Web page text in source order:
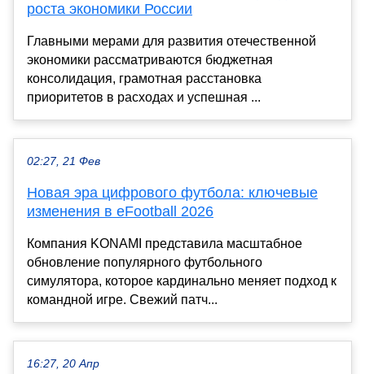
роста экономики России
Главными мерами для развития отечественной
экономики рассматриваются бюджетная
консолидация, грамотная расстановка
приоритетов в расходах и успешная ...
02:27, 21 Фев
Новая эра цифрового футбола: ключевые
изменения в eFootball 2026
Компания KONAMI представила масштабное
обновление популярного футбольного
симулятора, которое кардинально меняет подход к
командной игре. Свежий патч...
16:27, 20 Апр